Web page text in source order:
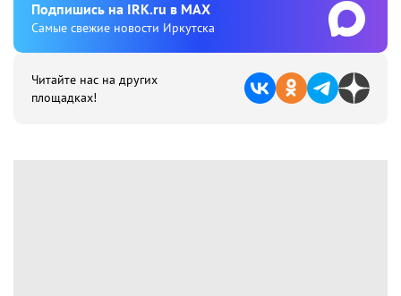
Подпишиcь на IRK.ru в MAX
Cамые свежие новости Иркутска
Читайте нас на других
площадках!